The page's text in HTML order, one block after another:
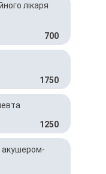
лікаря
700
1750
1250
акушером-